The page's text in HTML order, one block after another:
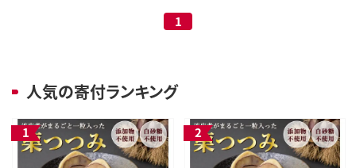
1
人気の寄付ランキング